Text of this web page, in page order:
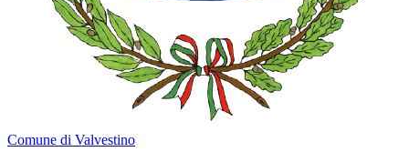
Comune di Valvestino